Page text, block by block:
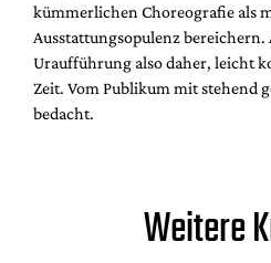
kümmerlichen Choreografie als
Ausstattungsopulenz
Uraufführung also daher, leicht
Zeit. Vom Publikum mit stehend
bedacht.
Weitere